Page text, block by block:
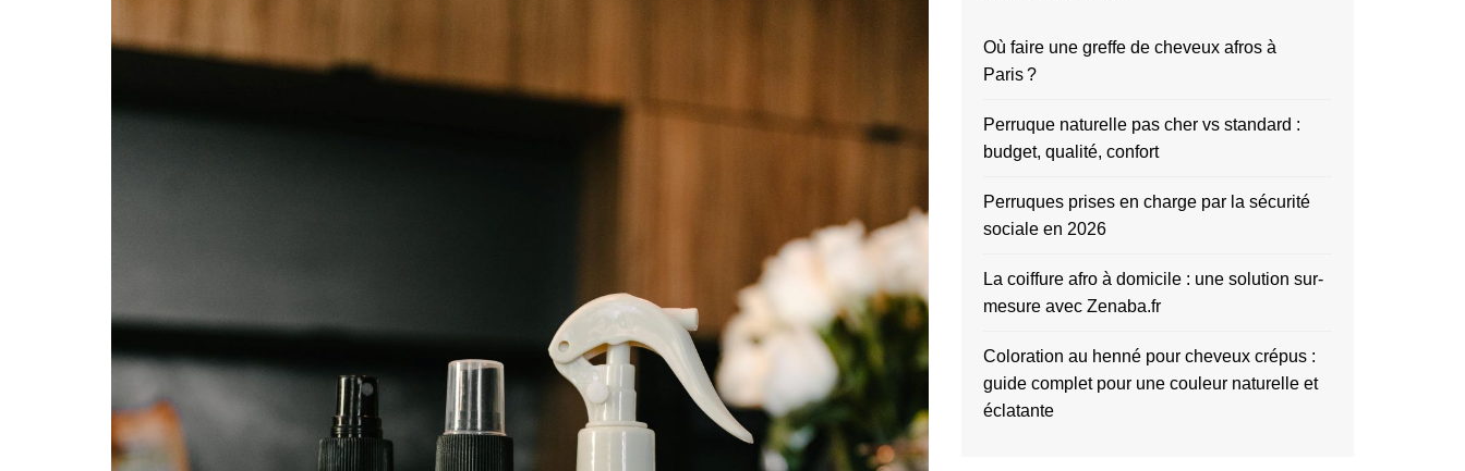
Où faire une greffe de cheveux afros à
Paris ?
Perruque naturelle pas cher vs standard :
budget, qualité, confort
Perruques prises en charge par la sécurité
sociale en 2026
La coiffure afro à domicile : une solution sur-
mesure avec Zenaba.fr
Coloration au henné pour cheveux crépus :
guide complet pour une couleur naturelle et
éclatante